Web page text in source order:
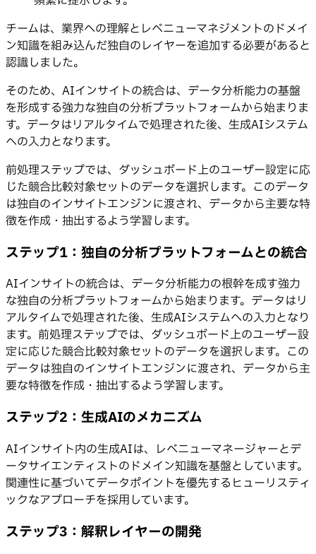
チームは、業界への理解とレベニューマネジメントのドメイ
ン知識を組み込んだ独自のレイヤーを追加する必要があると
認識しました。
そのため、AIインサイトの統合は、データ分析能力の基盤
を形成する強力な独自の分析プラットフォームから始まりま
す。データはリアルタイムで処理された後、生成AIシステム
への入力となります。
前処理ステップでは、ダッシュボード上のユーザー設定に応
じた競合比較対象セットのデータを選択します。このデータ
は独自のインサイトエンジンに渡され、データから主要な特
徴を作成・抽出するよう学習します。
ステップ1：独自の分析プラットフォームとの統合
AIインサイトの統合は、データ分析能力の根幹を成す強力
な独自の分析プラットフォームから始まります。データはリ
アルタイムで処理された後、生成AIシステムへの入力となり
ます。前処理ステップでは、ダッシュボード上のユーザー設
定に応じた競合比較対象セットのデータを選択します。この
データは独自のインサイトエンジンに渡され、データから主
要な特徴を作成・抽出するよう学習します。
ステップ2：生成AIのメカニズム
AIインサイト内の生成AIは、レベニューマネージャーとデ
ータサイエンティストのドメイン知識を基盤としています。
関連性に基づいてデータポイントを優先するヒューリスティ
ックなアプローチを採用しています。
ステップ3：解釈レイヤーの開発